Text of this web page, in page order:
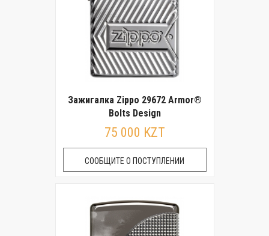
Зажигалка Zippo 29672 Armor®
Bolts Design
75 000 KZT
СООБЩИТЕ О ПОСТУПЛЕНИИ